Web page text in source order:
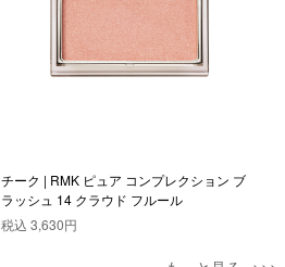
チーク | RMK ピュア コンプレクション ブ
ラッシュ 14 クラウド フルール
税込 3,630円